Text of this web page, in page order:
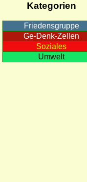
Kategorien
Friedensgruppe
Ge-Denk-Zellen
Soziales
Umwelt